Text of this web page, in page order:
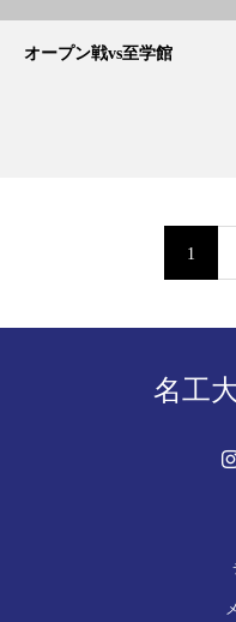
オープン戦vs至学館
1
名工